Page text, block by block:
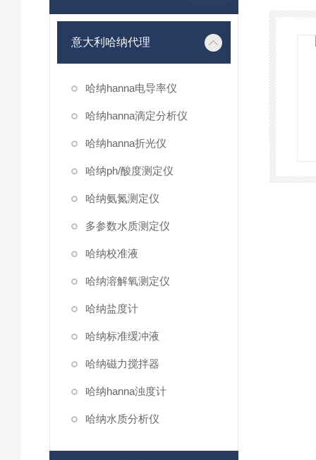
意大利哈纳代理
哈纳hanna电导率仪
哈纳hanna滴定分析仪
哈纳hanna折光仪
哈纳ph/酸度测定仪
哈纳氨氮测定仪
多参数水质测定仪
哈纳校准液
哈纳溶解氧测定仪
哈纳盐度计
哈纳标准缓冲液
哈纳磁力搅拌器
哈纳hanna浊度计
哈纳水质分析仪